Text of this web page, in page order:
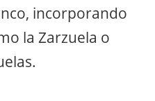
incorporando
la Zarzuela o